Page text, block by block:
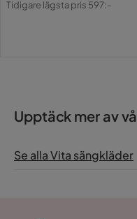
Tidigare lägsta pris 597:-
Upptäck mer av
Se alla Vita sängkläder